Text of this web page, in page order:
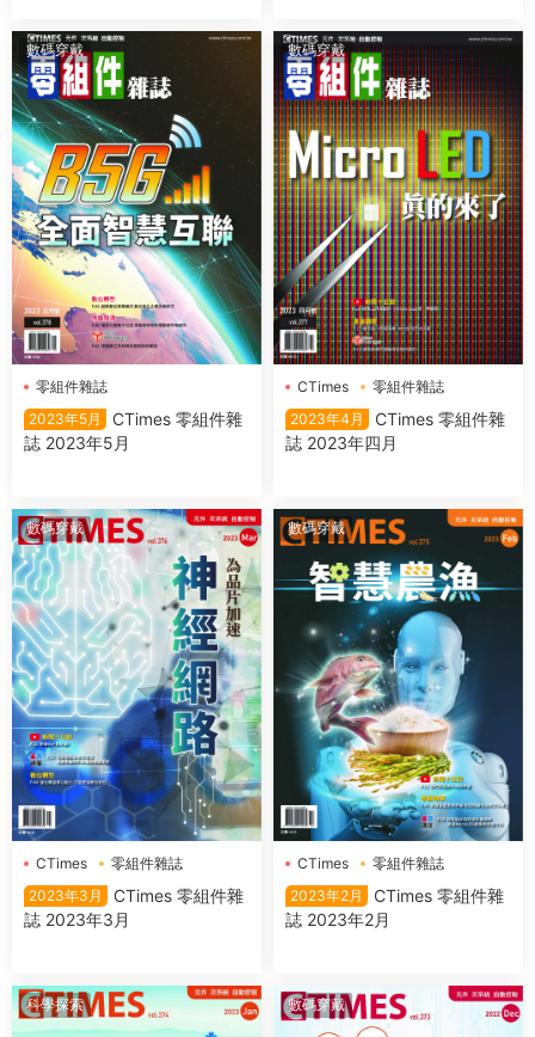
數碼穿戴
零組件雜誌
2023年5月
CTimes 零組件雜
誌 2023年5月
數碼穿戴
CTimes
零組件雜誌
2023年4月
CTimes 零組件雜
誌 2023年四月
數碼穿戴
CTimes
零組件雜誌
2023年3月
CTimes 零組件雜
誌 2023年3月
數碼穿戴
CTimes
零組件雜誌
2023年2月
CTimes 零組件雜
誌 2023年2月
科學探索 數碼穿戴